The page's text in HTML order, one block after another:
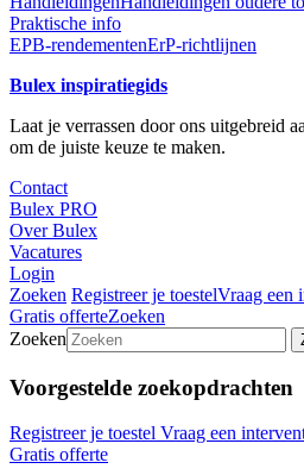
Praktische info
EPB-rendementenErP-richtlijnen
Bulex inspiratiegids
Laat je verrassen door ons uitgebreid
om de juiste keuze te maken.
Contact
Bulex PRO
Over Bulex
Vacatures
Login
Zoeken Registreer je toestelVraag een
Gratis offerteZoeken
Zoeken
Voorgestelde zoekopdrachten
Registreer je toestel Vraag een
Gratis offerte